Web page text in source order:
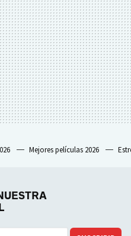
Mejores películas 2026